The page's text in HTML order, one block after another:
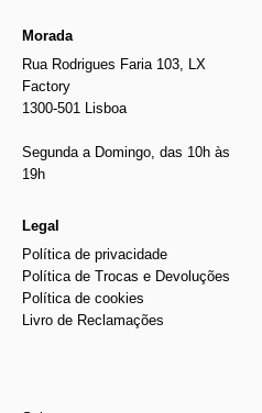
Morada
Rua Rodrigues Faria 103, LX
Factory
1300-501 Lisboa
Segunda a Domingo, das 10h às
19h
Legal
Política de privacidade
Política de Trocas e Devoluções
Política de cookies
Livro de Reclamações